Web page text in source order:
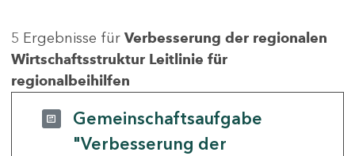
5 Ergebnisse für Verbesserung der regionalen
Wirtschaftsstruktur Leitlinie für
regionalbeihilfen
Gemeinschaftsaufgabe
"Verbesserung der